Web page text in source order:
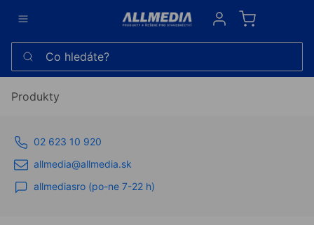
Sign in
Co hledáte?
Produkty
02 623 10 920
allmedia@allmedia.sk
allmediasro (po-ne 7-22 h)